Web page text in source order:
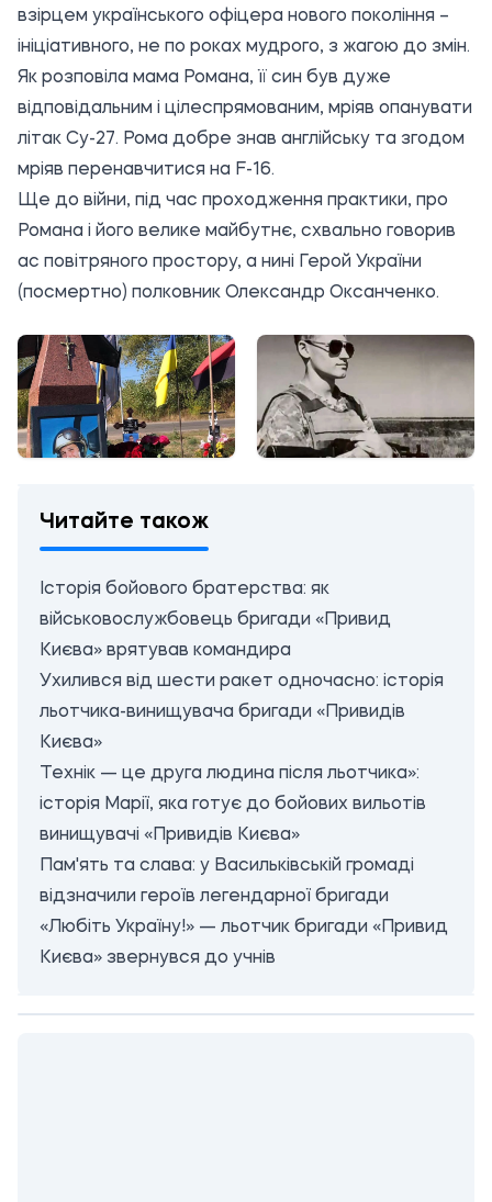
взірцем українського офіцера нового покоління –
ініціативного, не по роках мудрого, з жагою до змін.
Як розповіла мама Романа, її син був дуже
відповідальним і цілеспрямованим, мріяв опанувати
літак Су-27. Рома добре знав англійську та згодом
мріяв перенавчитися на F-16.
Ще до війни, під час проходження практики, про
Романа і його велике майбутнє, схвально говорив
ас повітряного простору, а нині Герой України
(посмертно) полковник Олександр Оксанченко.
Читайте також
Історія бойового братерства: як
військовослужбовець бригади «Привид
Києва» врятував командира
Ухилився від шести ракет одночасно: історія
льотчика-винищувача бригади «Привидів
Києва»
Технік — це друга людина після льотчика»:
історія Марії, яка готує до бойових вильотів
винищувачі «Привидів Києва»
Пам'ять та слава: у Васильківській громаді
відзначили героїв легендарної бригади
«Любіть Україну!» — льотчик бригади «Привид
Києва» звернувся до учнів